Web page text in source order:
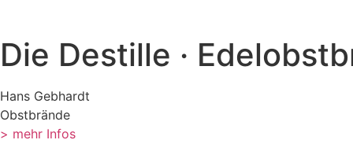
Die Destille ·
Hans Gebhardt
Obstbrände
> mehr Infos